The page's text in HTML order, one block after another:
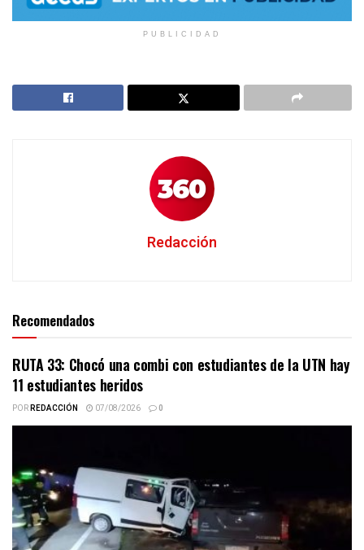
PUBLICIDAD
Redacción
Recomendados
RUTA 33: Chocó una combi con estudiantes de la UTN hay
11 estudiantes heridos
PORREDACCIÓN 07/08/2026 0